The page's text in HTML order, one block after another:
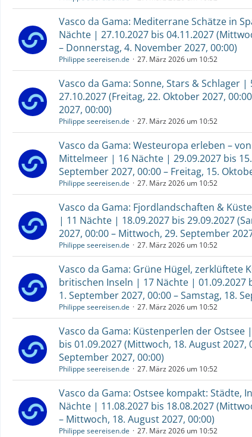
Vasco da Gama: Mediterrane Schätze in
Nächte | 27.10.2027 bis 04.11.2027
– Donnerstag, 4. November 2027, 00:00)
Philippe seereisen.de 27. März 2026 um 10:52
Vasco da Gama: Sonne, Stars & Schlager
27.10.2027 (Freitag, 22. Oktober 2027,
2027, 00:00)
Philippe seereisen.de 27. März 2026 um 10:52
Vasco da Gama: Westeuropa erleben –
Mittelmeer | 16 Nächte | 29.09.2027 bis
September 2027, 00:00 – Freitag, 15.
Philippe seereisen.de 27. März 2026 um 10:52
Vasco da Gama: Fjordlandschaften &
| 11 Nächte | 18.09.2027 bis 29.09.2027
2027, 00:00 – Mittwoch, 29. September
Philippe seereisen.de 27. März 2026 um 10:52
Vasco da Gama: Grüne Hügel, zerklüftete
britischen Inseln | 17 Nächte | 01.09.2027
1. September 2027, 00:00 – Samstag, 18.
Philippe seereisen.de 27. März 2026 um 10:52
Vasco da Gama: Küstenperlen der Ostsee
bis 01.09.2027 (Mittwoch, 18. August 2027,
September 2027, 00:00)
Philippe seereisen.de 27. März 2026 um 10:52
Vasco da Gama: Ostsee kompakt: Städte,
Nächte | 11.08.2027 bis 18.08.2027
– Mittwoch, 18. August 2027, 00:00)
Philippe seereisen.de 27. März 2026 um 10:52